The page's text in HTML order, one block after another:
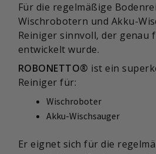
Für die regelmäßige
Wischrobotern und Akku-
Reiniger sinnvoll, der genau
entwickelt wurde.
ROBONETTO® ist ein
Reiniger für:
Wischroboter
Akku-Wischsauger
Er eignet sich für die